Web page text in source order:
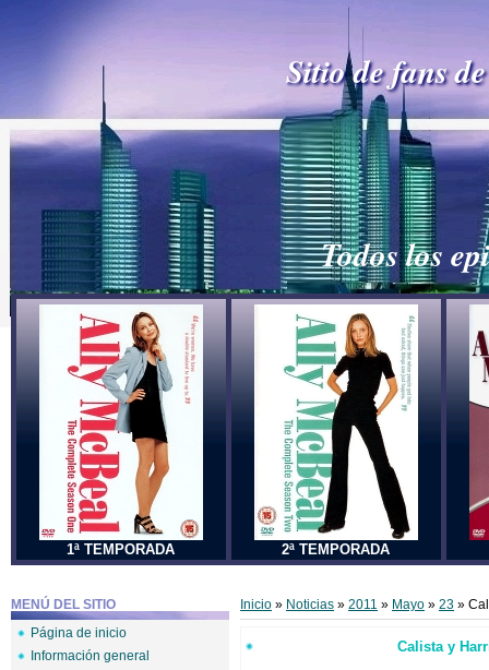
Sitio de fans
Todos los
1ª TEMPORADA 2ª TEMPORADA
MENÚ DEL SITIO
Página de inicio
Información general
Inicio » Noticias » 2011 » Mayo » 23 »
Calista y